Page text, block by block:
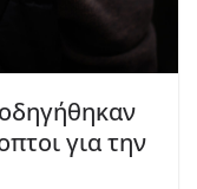
για την